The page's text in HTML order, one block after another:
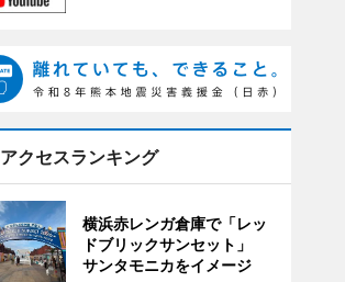
アクセスランキング
横浜赤レンガ倉庫で「レッ
ドブリックサンセット」
サンタモニカをイメージ